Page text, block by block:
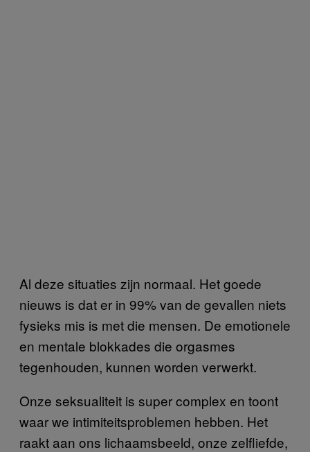
Al deze situaties zijn normaal. Het goede
nieuws is dat er in 99% van de gevallen niets
fysieks mis is met die mensen. De emotionele
en mentale blokkades die orgasmes
tegenhouden, kunnen worden verwerkt.
Onze seksualiteit is super complex en toont
waar we intimiteitsproblemen hebben. Het
raakt aan ons lichaamsbeeld, onze zelfliefde,